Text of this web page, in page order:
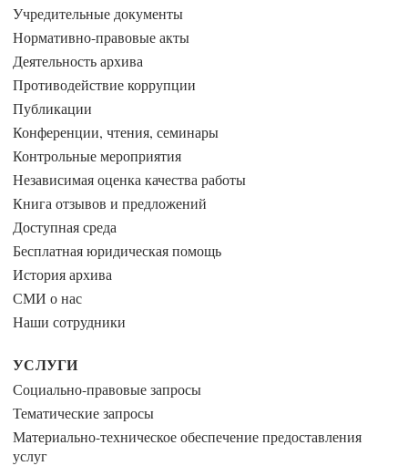
Учредительные документы
Нормативно-правовые акты
Деятельность архива
Противодействие коррупции
Публикации
Конференции, чтения, семинары
Контрольные мероприятия
Независимая оценка качества работы
Книга отзывов и предложений
Доступная среда
Бесплатная юридическая помощь
История архива
СМИ о нас
Наши сотрудники
УСЛУГИ
Социально-правовые запросы
Тематические запросы
Материально-техническое обеспечение предоставления
услуг